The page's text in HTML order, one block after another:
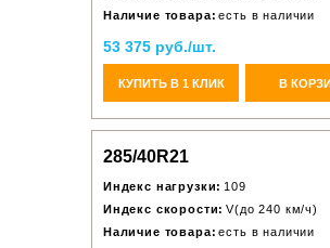
Наличие товара: есть в наличии
53 375 руб./шт.
КУПИТЬ В 1 КЛИК В
285/40R21
Индекс нагрузки: 109
Индекс скорости: V(до 240 км/ч)
Наличие товара: есть в наличии